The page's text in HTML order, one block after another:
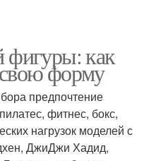
фигуры: как
форму
предпочтение
фитнес, бокс,
нагрузок моделей с
ДжиДжи Хадид,